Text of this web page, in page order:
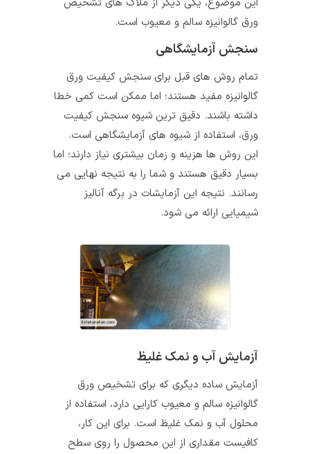
ورق گالوانیزه سالم و معیوب است.
سنجش آزمایشگاهی
تمام روش های قبل برای سنجش کیفیت ورق
گالوانیزه مفید هستند؛ اما ممکن است کمی خطا
داشته باشند. دقیق ترین شیوه سنجش کیفیت
ورق، استفاده از شیوه های آزمایشگاهی است.
این روش ها هزینه و زمان بیشتری نیاز دارند؛ اما
بسیار دقیق هستند و شما را به نتیجه نهایی می
رسانند. نتیجه این آزمایشات در برگه آنالیز
شیمیایی ارائه می شود.
آزمایش آب و نمک غلیظ
آزمایش ساده دیگری که برای تشخیص ورق
گالوانیزه سالم و معیوب کارایی دارد، استفاده از
محلول آب و نمک غلیظ است. برای این کار،
کافیست مقداری از این محصول را روی سطح